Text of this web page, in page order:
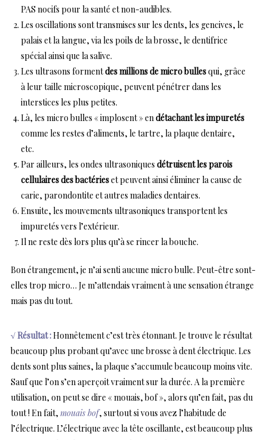
PAS nocifs pour la santé et non-audibles.
Les oscillations sont transmises sur les dents, les gencives, le
palais et la langue, via les poils de la brosse, le dentifrice
spécial ainsi que la salive.
Les ultrasons formentdes millions de micro bullesqui, grâce
à leur taille microscopique, peuvent pénétrer dans les
interstices les plus petites.
Là, les micro bulles « implosent » endétachant les impuretés
comme les restes d’aliments, le tartre, la plaque dentaire,
etc.
Par ailleurs, les ondes ultrasoniques détruisent les parois
cellulaires des bactérieset peuvent ainsi éliminer la cause de
carie, parondontite et autres maladies dentaires.
Ensuite, les mouvements ultrasoniques transportent les
impuretés vers l’extérieur.
Il ne reste dès lors plus qu’à se rincer la bouche.
Bon étrangement, je n’ai senti aucune micro bulle. Peut-être sont-
elles trop micro… Je m’attendais vraiment à une sensation étrange
mais pas du tout.
√ Résultat :Honnêtement c’est très étonnant. Je trouve le résultat
beaucoup plus probant qu’avec une brosse à dent électrique. Les
dents sont plus saines, la plaque s’accumule beaucoup moins vite.
Sauf que l’on s’en aperçoit vraiment sur la durée. A la première
utilisation, on peut se dire « mouais, bof », alors qu’en fait, pas du
tout ! En fait, mouais bof, surtout si vous avez l’habitude de
l’électrique. L’électrique avec la tête oscillante, est beaucoup plus